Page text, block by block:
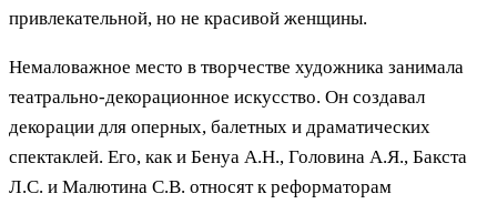
привлекательной, но не красивой женщины.
Немаловажное место в творчестве художника занимала
театрально-декорационное искусство. Он создавал
декорации для оперных, балетных и драматических
спектаклей. Его, как и Бенуа А.Н., Головина А.Я., Бакста
Л.С. и Малютина С.В. относят к реформаторам